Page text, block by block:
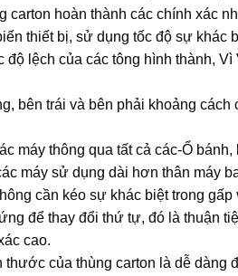
carton hoàn thành các chính xác
thiết bị, sử dụng tốc độ sự khác
lệch của các tông hình thành, Vì
bên trái và bên phải khoảng cách
máy thông qua tất cả các-Ổ bánh,
máy sử dụng dài hơn thân máy
cần kéo sự khác biệt trong gấp
để thay đổi thứ tự, đó là thuận
cao.
của thùng carton là dễ dàng